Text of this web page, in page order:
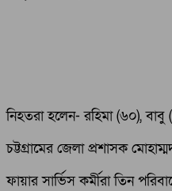
নিহতরা হলেন- রহিমা (৬০),
চট্টগ্রামের জেলা প্রশাসক
ফায়ার সার্ভিস কর্মীরা তিন